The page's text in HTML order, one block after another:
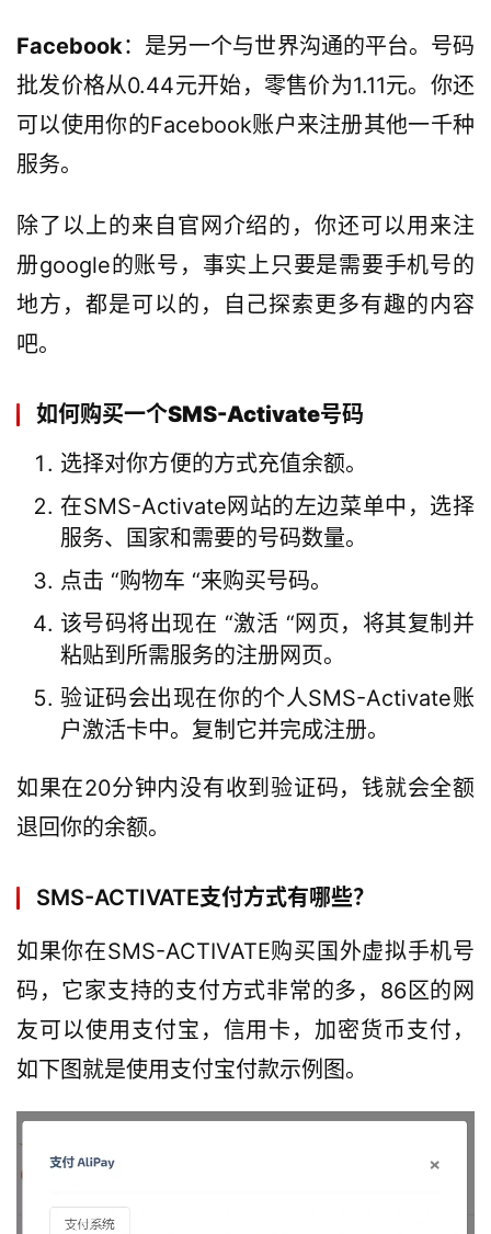
赚
教
赚
风
标
I
导
登录 注册
Facebook：是另一个与世界沟通的平台。号码
批发价格从0.44元开始，零售价为1.11元。你还
可以使用你的Facebook账户来注册其他一千种
服务。
除了以上的来自官网介绍的，你还可以用来注
册google的账号，事实上只要是需要手机号的
地方，都是可以的，自己探索更多有趣的内容
吧。
如何购买一个SMS-Activate号码
选择对你方便的方式充值余额。
在SMS-Activate网站的左边菜单中，选择
服务、国家和需要的号码数量。
点击 “购物车 “来购买号码。
该号码将出现在 “激活 “网页，将其复制并
粘贴到所需服务的注册网页。
验证码会出现在你的个人SMS-Activate账
户激活卡中。复制它并完成注册。
如果在20分钟内没有收到验证码，钱就会全额
退回你的余额。
SMS-ACTIVATE支付方式有哪些？
如果你在SMS-ACTIVATE购买国外虚拟手机号
码，它家支持的支付方式非常的多，86区的网
友可以使用支付宝，信用卡，加密货币支付，
如下图就是使用支付宝付款示例图。